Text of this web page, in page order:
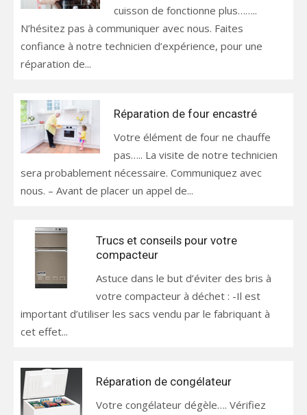
cuisson de fonctionne plus……..
N’hésitez pas à communiquer avec nous. Faites
confiance à notre technicien d’expérience, pour une
réparation de...
Réparation de four encastré
Votre élément de four ne chauffe
pas….. La visite de notre technicien
sera probablement nécessaire. Communiquez avec
nous. – Avant de placer un appel de...
Trucs et conseils pour votre
compacteur
Astuce dans le but d’éviter des bris à
votre compacteur à déchet : -Il est
important d’utiliser les sacs vendu par le fabriquant à
cet effet...
Réparation de congélateur
Votre congélateur dégèle…. Vérifiez